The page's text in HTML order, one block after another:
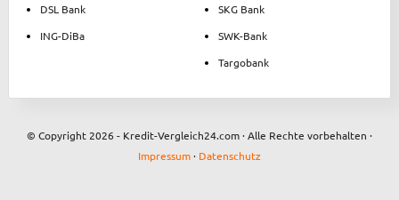
DSL Bank
ING-DiBa
SKG Bank
SWK-Bank
Targobank
© Copyright 2026 - Kredit-Vergleich24.com · Alle Rechte vorbehalten ·
Impressum· Datenschutz